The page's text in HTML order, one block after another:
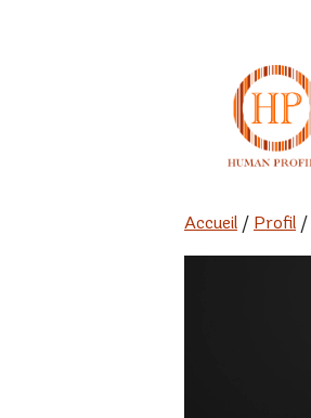
contenu
Accueil / Profil /